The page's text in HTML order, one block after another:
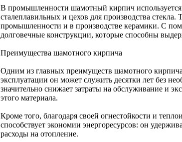
В промышленности шамотный кирпич
сталеплавильных и цехов для производства
промышленности и в производстве керамики. С
долговечные конструкции, которые способны
Преимущества шамотного кирпича
Одним из главных преимуществ шамотного
эксплуатации он может служить десятки лет без
значительно снижает затраты на обслуживание и
этого материала.
Кроме того, благодаря своей огнестойкости и
способствует экономии энергоресурсов: он
расходы на отопление.